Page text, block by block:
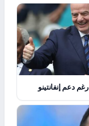
دعم إنفانتينو